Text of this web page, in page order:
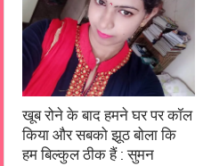
खूब रोने के बाद हमने घर पर कॉल
किया और सबको झूठ बोला कि
हम बिल्कुल ठीक हैं : सुमन